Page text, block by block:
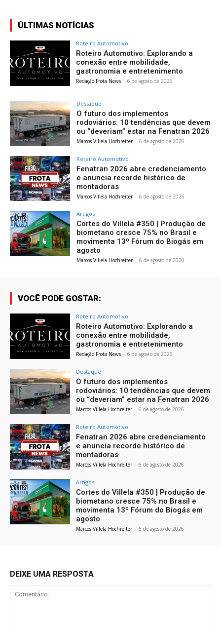
ÚLTIMAS NOTÍCIAS
Roteiro Automotivo
Roteiro Automotivo: Explorando a
conexão entre mobilidade,
gastronomia e entretenimento
Redação Frota News - 6 de agosto de 2026
Destaque
O futuro dos implementos
rodoviários: 10 tendências que devem
ou “deveriam” estar na Fenatran 2026
Marcos Villela Hochreiter - 6 de agosto de 2026
Roteiro Automotivo
Fenatran 2026 abre credenciamento
e anuncia recorde histórico de
montadoras
Marcos Villela Hochreiter - 6 de agosto de 2026
Artigos
Cortes do Villela #350 | Produção de
biometano cresce 75% no Brasil e
movimenta 13º Fórum do Biogás em
agosto
Marcos Villela Hochreiter - 6 de agosto de 2026
VOCÊ PODE GOSTAR:
Roteiro Automotivo
Roteiro Automotivo: Explorando a
conexão entre mobilidade,
gastronomia e entretenimento
Redação Frota News - 6 de agosto de 2026
Destaque
O futuro dos implementos
rodoviários: 10 tendências que devem
ou “deveriam” estar na Fenatran 2026
Marcos Villela Hochreiter - 6 de agosto de 2026
Roteiro Automotivo
Fenatran 2026 abre credenciamento
e anuncia recorde histórico de
montadoras
Marcos Villela Hochreiter - 6 de agosto de 2026
Artigos
Cortes do Villela #350 | Produção de
biometano cresce 75% no Brasil e
movimenta 13º Fórum do Biogás em
agosto
Marcos Villela Hochreiter - 6 de agosto de 2026
DEIXE UMA RESPOSTA